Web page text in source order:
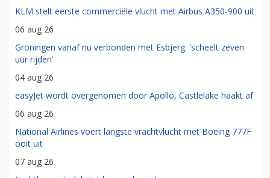
KLM stelt eerste commerciële vlucht met Airbus A350-900 uit
06 aug 26
Groningen vanaf nu verbonden met Esbjerg: 'scheelt zeven
uur rijden'
04 aug 26
easyJet wordt overgenomen door Apollo, Castlelake haakt af
06 aug 26
National Airlines voert langste vrachtvlucht met Boeing 777F
ooit uit
07 aug 26